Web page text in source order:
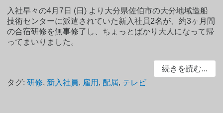
入社早々の4月7日 (日) より大分県佐伯市の大分地域造船
技術センターに派遣されていた新入社員2名が、約3ヶ月間
の合宿研修を無事修了し、ちょっとばかり大人になって帰
ってまいりました。
続きを読む...
タグ:研修, 新入社員, 雇用 , 配属, テレビ